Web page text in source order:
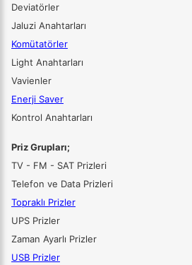
Deviatörler
Jaluzi Anahtarları
Komütatörler
Light Anahtarları
Vavienler
Enerji Saver
Kontrol Anahtarları
Priz Grupları;
TV - FM - SAT Prizleri
Telefon ve Data Prizleri
Topraklı Prizler
UPS Prizler
Zaman Ayarlı Prizler
USB Prizler